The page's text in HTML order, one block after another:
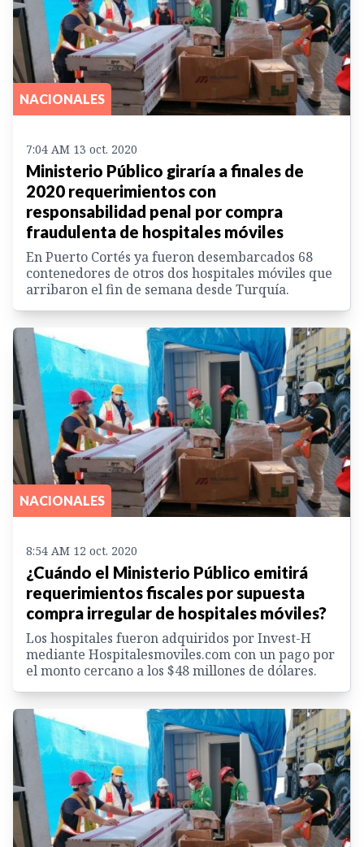
NACIONALES
7:04 AM 13 oct. 2020
Ministerio Público giraría a finales de
2020 requerimientos con
responsabilidad penal por compra
fraudulenta de hospitales móviles
En Puerto Cortés ya fueron desembarcados 68
contenedores de otros dos hospitales móviles que
arribaron el fin de semana desde Turquía.
NACIONALES
8:54 AM 12 oct. 2020
¿Cuándo el Ministerio Público emitirá
requerimientos fiscales por supuesta
compra irregular de hospitales móviles?
Los hospitales fueron adquiridos por Invest-H
mediante Hospitalesmoviles.com con un pago por
el monto cercano a los $48 millones de dólares.